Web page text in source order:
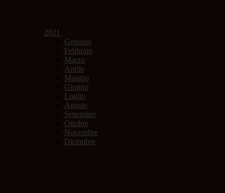
2021
Gennaio
Febbraio
Marzo
Aprile
Maggio
Giugno
Luglio
Agosto
Settembre
Ottobre
Novembre
Dicembre